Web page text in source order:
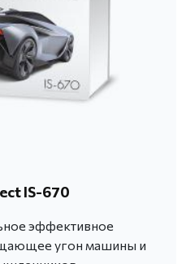
IS-670
эффективное
угон машины и